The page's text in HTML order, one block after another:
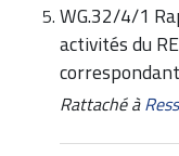
WG.32/4/1
activités du
Rattaché à